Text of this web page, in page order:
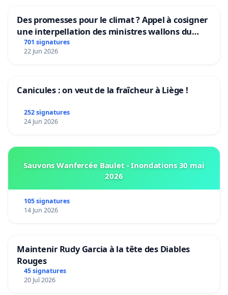
Des promesses pour le climat ? Appel à cosigner
une interpellation des ministres wallons du
climat et de l’environnement.
701 signatures
22 Jun 2026
Canicules : on veut de la fraîcheur à Liège !
252 signatures
24 Jun 2026
Sauvons Wanfercée Baulet - Inondations 30 mai
2026
105 signatures
14 Jun 2026
Maintenir Rudy Garcia à la tête des Diables
Rouges
45 signatures
20 Jul 2026